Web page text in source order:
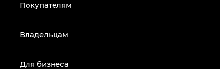
Покупателям
Владельцам
Для бизнеса